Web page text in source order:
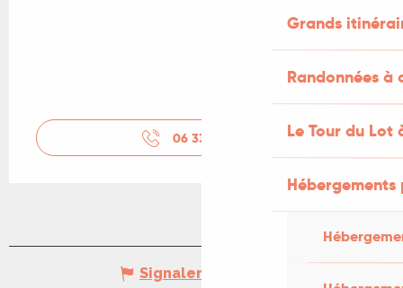
Grands
Randonnées
Le Tour du Lot
06 33 12 26
Signaler une erreur